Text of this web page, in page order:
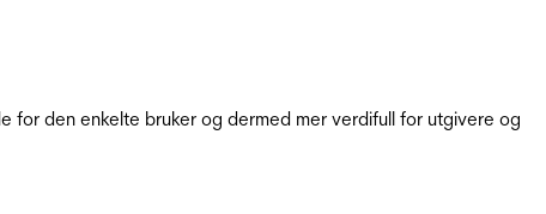
for den enkelte bruker og dermed mer verdifull for utgivere og